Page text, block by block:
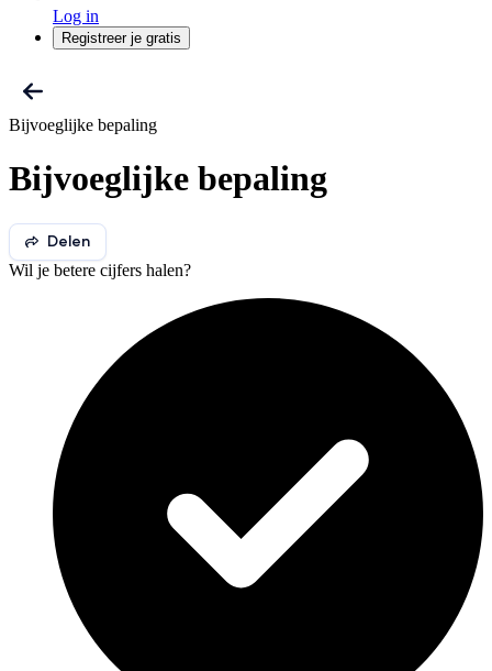
Log in
Registreer je gratis
Bijvoeglijke bepaling
Bijvoeglijke bepaling
Delen
Wil je betere cijfers halen?